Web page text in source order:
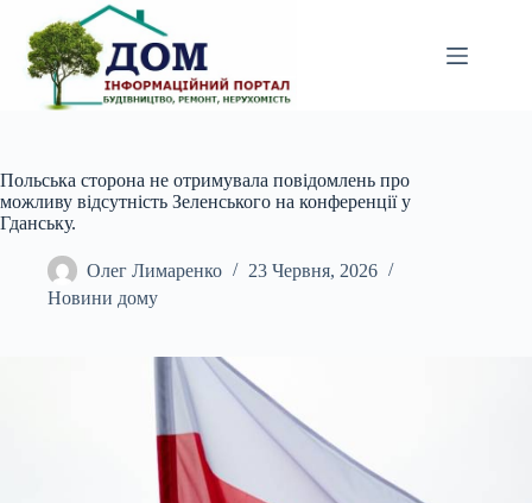
вмісту
Польська сторона не отримувала повідомлень про
можливу відсутність Зеленського на конференції у
Гданську.
Олег Лимаренко
23 Червня, 2026
Новини дому